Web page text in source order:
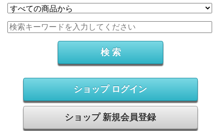
ショップ ログイン
ショップ 新規会員登録